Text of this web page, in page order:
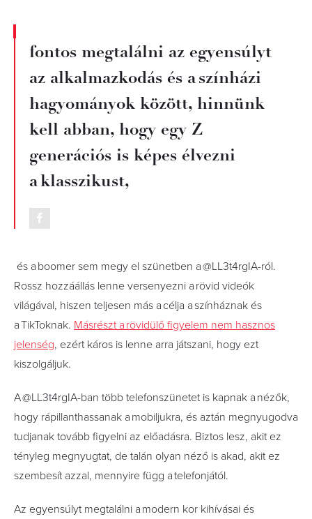
fontos megtalálni az egyensúlyt
az alkalmazkodás és a színházi
hagyományok között, hinnünk
kell abban, hogy egy Z
generációs is képes élvezni
a klasszikust,
és a boomer sem megy el szünetben a @LL3t4rgIA-ról.
Rossz hozzáállás lenne versenyezni a rövid videók
világával, hiszen teljesen más a célja a színháznak és
a TikToknak. Másrészt a rövidülő figyelem nem hasznos
jelenség, ezért káros is lenne arra játszani, hogy ezt
kiszolgáljuk.
A @LL3t4rgIA-ban több telefonszünetet is kapnak a nézők,
hogy rápillanthassanak a mobiljukra, és aztán megnyugodva
tudjanak tovább figyelni az előadásra. Biztos lesz, akit ez
tényleg megnyugtat, de talán olyan néző is akad, akit ez
szembesít azzal, mennyire függ a telefonjától.
Az egyensúlyt megtalálni a modern kor kihívásai és